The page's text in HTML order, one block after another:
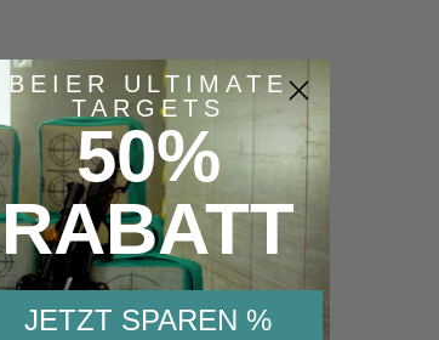
BEIER ULTIMATE
TARGETS
50%
RABATT
JETZT SPAREN %